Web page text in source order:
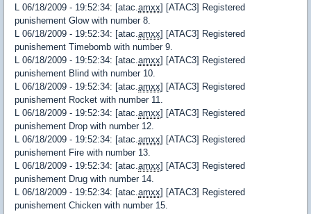
L 06/18/2009 - 19:52:34: [atac. amxx] [ATAC3] Registered
punishement Glow with number 8.
L 06/18/2009 - 19:52:34: [atac. amxx] [ATAC3] Registered
punishement Timebomb with number 9.
L 06/18/2009 - 19:52:34: [atac. amxx] [ATAC3] Registered
punishement Blind with number 10.
L 06/18/2009 - 19:52:34: [atac. amxx] [ATAC3] Registered
punishement Rocket with number 11.
L 06/18/2009 - 19:52:34: [atac. amxx] [ATAC3] Registered
punishement Drop with number 12.
L 06/18/2009 - 19:52:34: [atac. amxx] [ATAC3] Registered
punishement Fire with number 13.
L 06/18/2009 - 19:52:34: [atac. amxx] [ATAC3] Registered
punishement Drug with number 14.
L 06/18/2009 - 19:52:34: [atac. amxx] [ATAC3] Registered
punishement Chicken with number 15.